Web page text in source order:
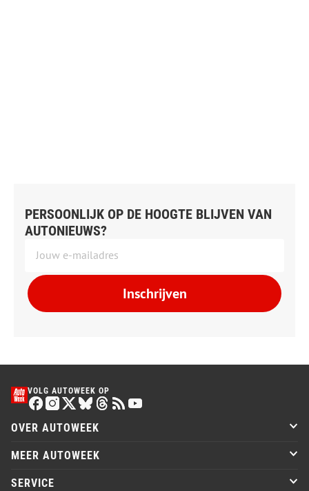
PERSOONLIJK OP DE HOOGTE BLIJVEN VAN
AUTONIEUWS?
Inschrijven
VOLG AUTOWEEK OP
OVER AUTOWEEK
MEER AUTOWEEK
SERVICE